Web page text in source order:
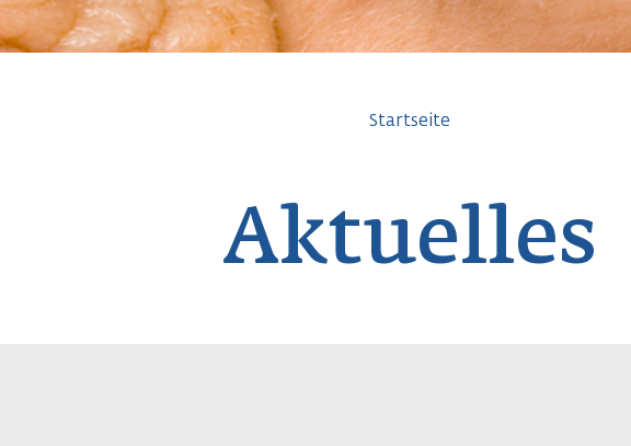
Pfadnavigation
Startseite
Aktuelles